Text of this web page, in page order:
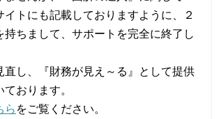
イトにも記載しておりますように、２
持ちまして、サポートを完全に終了し
直し、『財務が見え～る』として提供
おります。
ら をご覧ください。